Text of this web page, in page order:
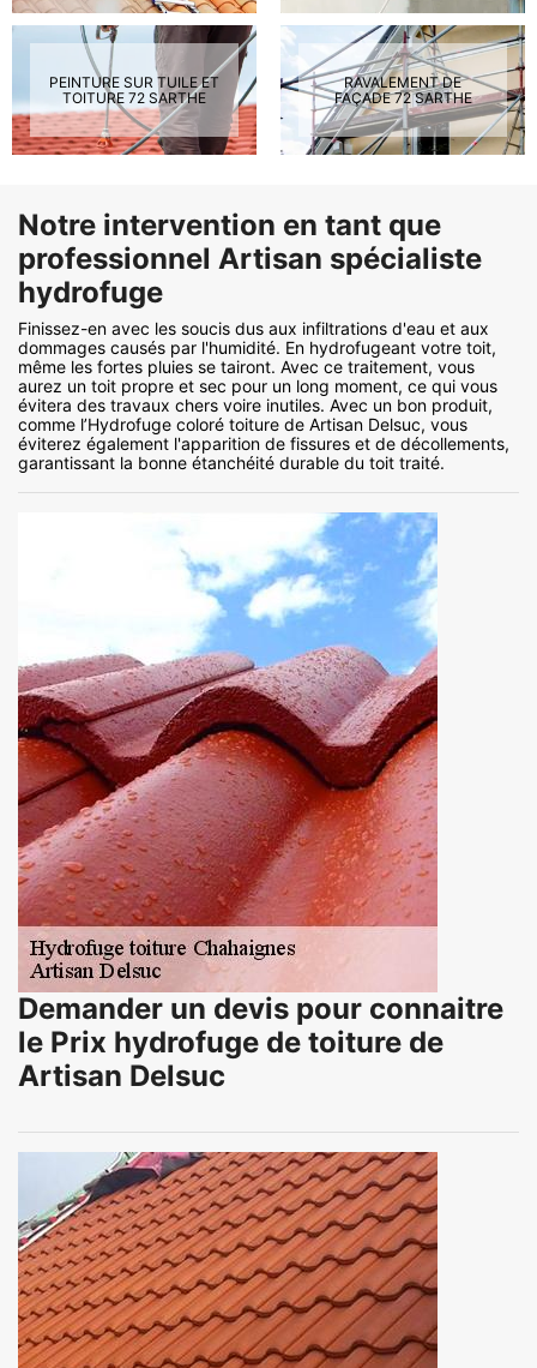
PEINTURE SUR TUILE ET
TOITURE 72 SARTHE
RAVALEMENT DE
FAÇADE 72 SARTHE
Notre intervention en tant que
professionnel Artisan spécialiste
hydrofuge
Finissez-en avec les soucis dus aux infiltrations d'eau et aux
dommages causés par l'humidité. En hydrofugeant votre toit,
même les fortes pluies se tairont. Avec ce traitement, vous
aurez un toit propre et sec pour un long moment, ce qui vous
évitera des travaux chers voire inutiles. Avec un bon produit,
comme l’Hydrofuge coloré toiture de Artisan Delsuc, vous
éviterez également l'apparition de fissures et de décollements,
garantissant la bonne étanchéité durable du toit traité.
Demander un devis pour connaitre
le Prix hydrofuge de toiture de
Artisan Delsuc